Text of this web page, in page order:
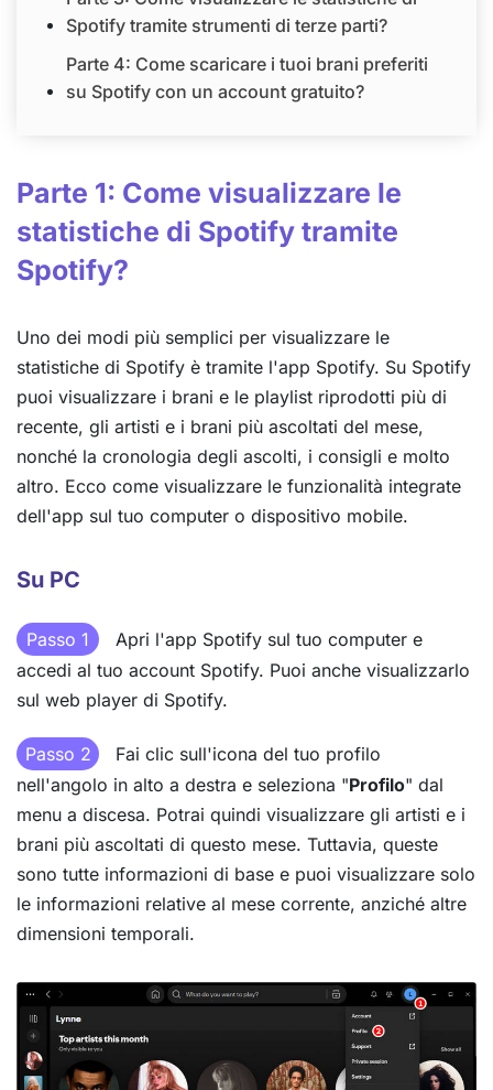
Spotify tramite strumenti di terze parti?
Parte 4: Come scaricare i tuoi brani preferiti
su Spotify con un account gratuito?
Parte 1: Come visualizzare le
statistiche di Spotify tramite
Spotify?
Uno dei modi più semplici per visualizzare le
statistiche di Spotify è tramite l'app Spotify. Su Spotify
puoi visualizzare i brani e le playlist riprodotti più di
recente, gli artisti e i brani più ascoltati del mese,
nonché la cronologia degli ascolti, i consigli e molto
altro. Ecco come visualizzare le funzionalità integrate
dell'app sul tuo computer o dispositivo mobile.
Su PC
Passo 1
Apri l'app Spotify sul tuo computer e
accedi al tuo account Spotify. Puoi anche visualizzarlo
sul web player di Spotify.
Passo 2
Fai clic sull'icona del tuo profilo
nell'angolo in alto a destra e seleziona "Profilo" dal
menu a discesa. Potrai quindi visualizzare gli artisti e i
brani più ascoltati di questo mese. Tuttavia, queste
sono tutte informazioni di base e puoi visualizzare solo
le informazioni relative al mese corrente, anziché altre
dimensioni temporali.